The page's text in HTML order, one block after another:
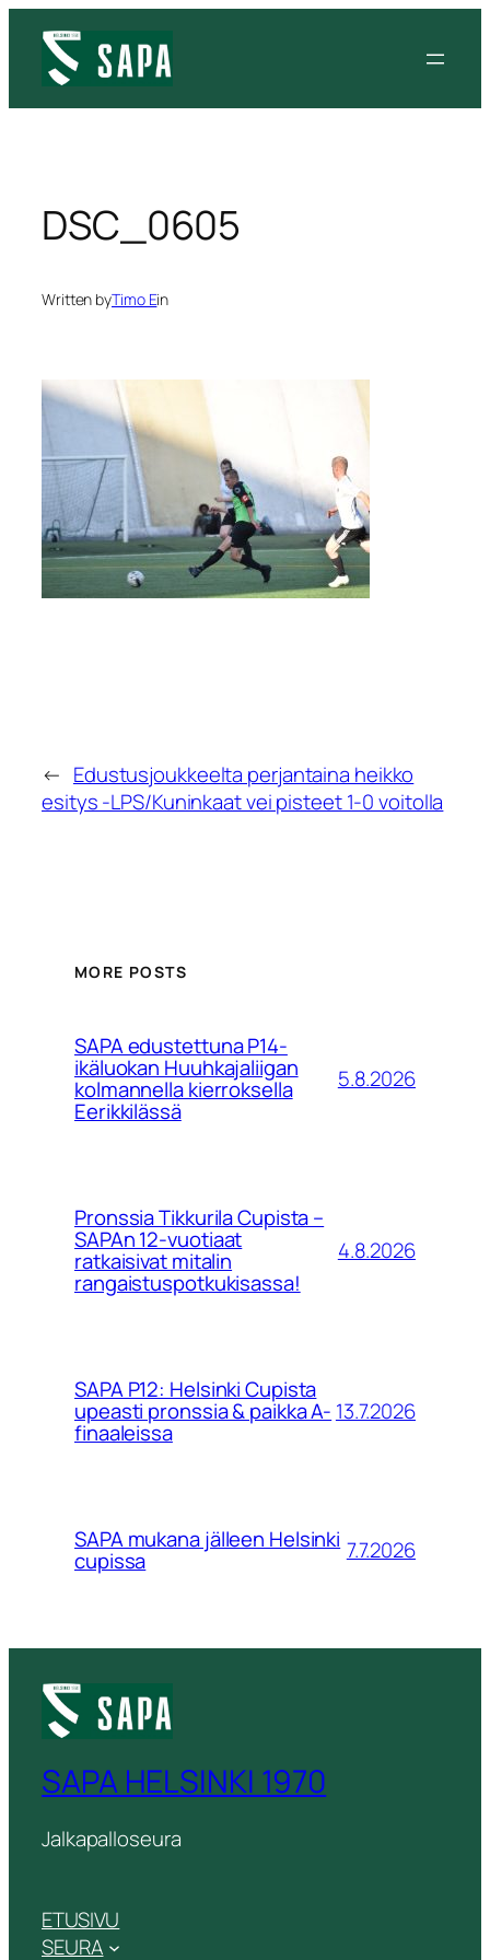
sisältöön
DSC_0605
Written byTimo Ein
← Edustusjoukkeelta perjantaina heikko
esitys -LPS/Kuninkaat vei pisteet 1-0 voitolla
MORE POSTS
SAPA edustettuna P14-
ikäluokan Huuhkajaliigan
kolmannella kierroksella
Eerikkilässä
5.8.2026
Pronssia Tikkurila Cupista –
SAPAn 12-vuotiaat
ratkaisivat mitalin
rangaistuspotkukisassa!
4.8.2026
SAPA P12: Helsinki Cupista
upeasti pronssia & paikka A-
finaaleissa
13.7.2026
SAPA mukana jälleen Helsinki
cupissa 7.7.2026
SAPA HELSINKI 1970
Jalkapalloseura
ETUSIVU
SEURA